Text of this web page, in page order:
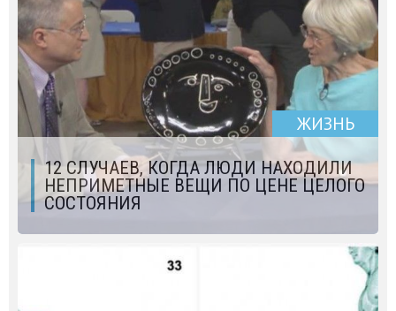
ЖИЗНЬ
12 СЛУЧАЕВ, КОГДА ЛЮДИ НАХОДИЛИ
НЕПРИМЕТНЫЕ ВЕЩИ ПО ЦЕНЕ ЦЕЛОГО
СОСТОЯНИЯ